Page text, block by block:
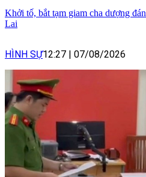
Khởi tố, bắt tạm giam cha dượng
Lai
HÌNH SỰ12:27 | 07/08/2026